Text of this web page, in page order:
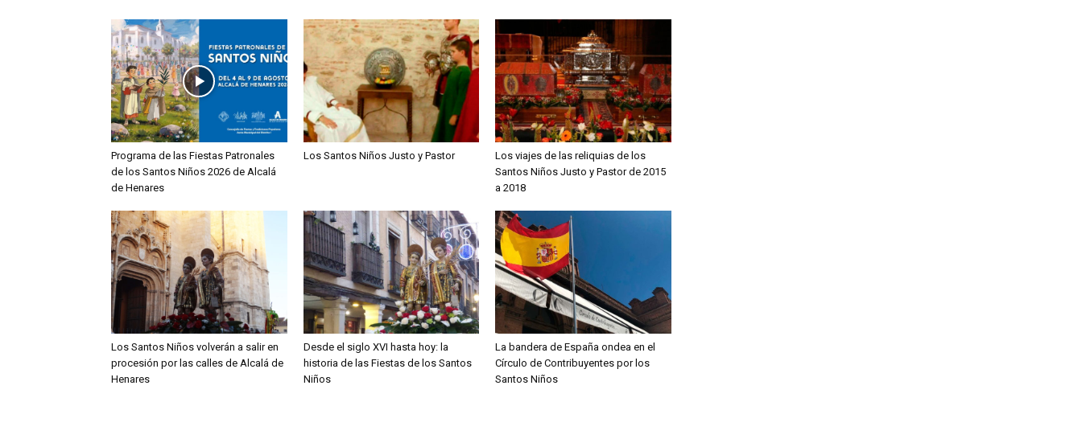
Programa de las Fiestas Patronales
de los Santos Niños 2026 de Alcalá
de Henares
Los Santos Niños Justo y Pastor
Los viajes de las reliquias de los
Santos Niños Justo y Pastor de 2015
a 2018
Los Santos Niños volverán a salir en
procesión por las calles de Alcalá de
Henares
Desde el siglo XVI hasta hoy: la
historia de las Fiestas de los Santos
Niños
La bandera de España ondea en el
Círculo de Contribuyentes por los
Santos Niños